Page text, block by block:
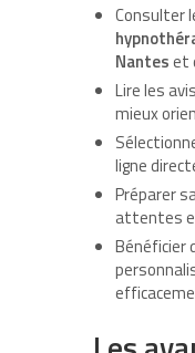
Consulter
Nanteset
Lire les
mieux
ligne
Préparer
attentes
Bénéficier